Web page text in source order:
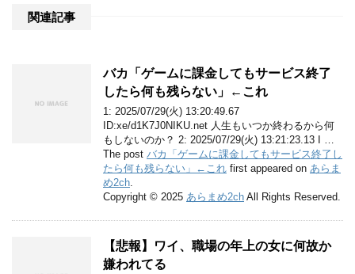
関連記事
バカ「ゲームに課金してもサービス終了
したら何も残らない」←これ
1: 2025/07/29(火) 13:20:49.67
ID:xe/d1K7J0NIKU.net 人生もいつか終わるから何
もしないのか？ 2: 2025/07/29(火) 13:21:23.13 I …
The post バカ「ゲームに課金してもサービス終了し
たら何も残らない」←これ first appeared on あらま
め2ch
Copyright © 2025 あらまめ2ch All Rights Reserved.
【悲報】ワイ、職場の年上の女に何故か
嫌われてる